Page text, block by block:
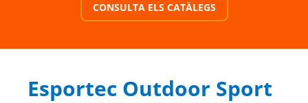
CONSULTA ELS CATÀLEGS
Esportec Outdoor Sport